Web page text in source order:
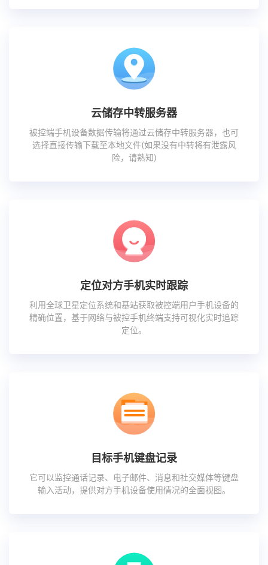
云储存中转服务器
被控端手机设备数据传输将通过云储存中转服务器，也可
选择直接传输下载至本地文件(如果没有中转将有泄露风
险，请熟知)
定位对方手机实时跟踪
利用全球卫星定位系统和基站获取被控端用户手机设备的
精确位置，基于网络与被控手机终端支持可视化实时追踪
定位。
目标手机键盘记录
它可以监控通话记录、电子邮件、消息和社交媒体等键盘
输入活动，提供对方手机设备使用情况的全面视图。